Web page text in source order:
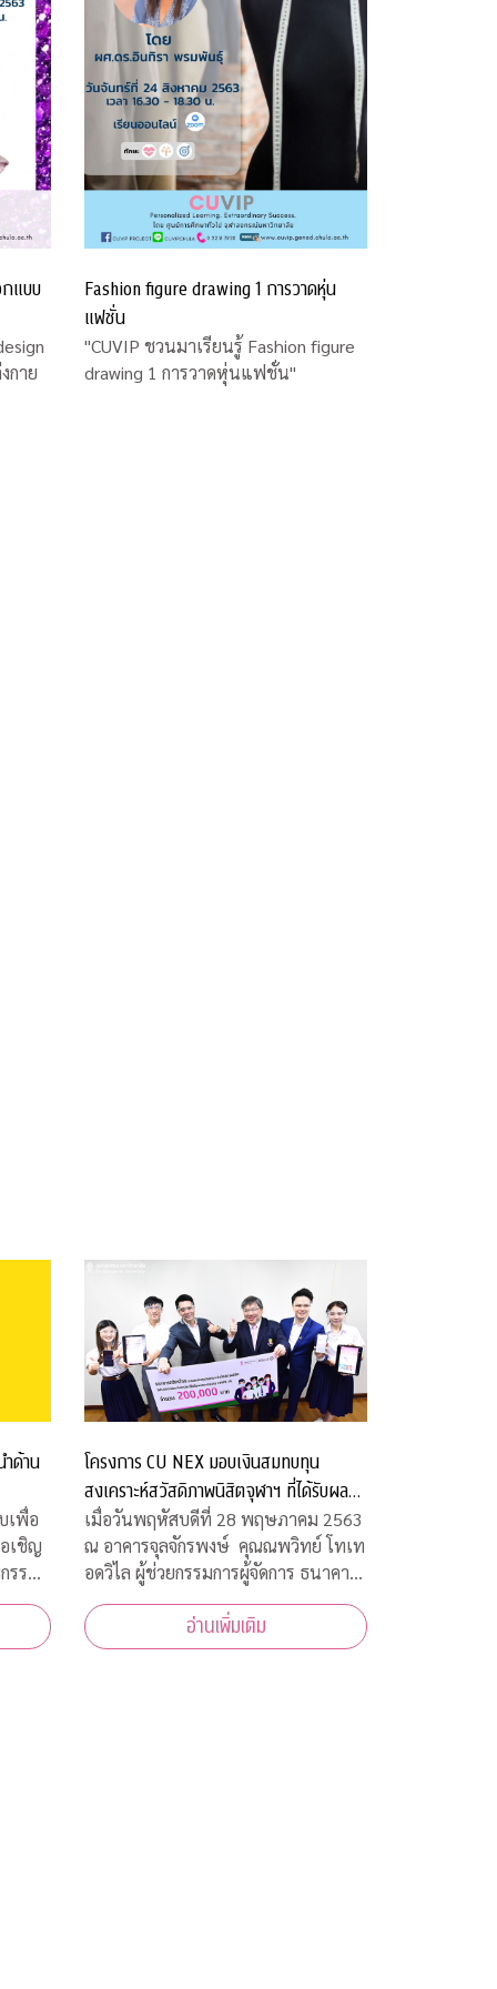
แบบ
กาย
Fashion figure drawing 1 การวาดหุ่น
แฟชั่น
"CUVIP ชวนมาเรียนรู้ Fashion figure
drawing 1 การวาดหุ่นแฟชั่น"
ำด้าน
เพื่อ
เชิญ
รรม
ร่วม
โครงการ CU NEX มอบเงินสมทบทุน
สงเคราะห์สวัสดิภาพนิสิตจุฬาฯ ที่ได้รับผลก
ระทบจากโควิด-19
เมื่อวันพฤหัสบดีที่ 28 พฤษภาคม 2563
ณ อาคารจุลจักรพงษ์ คุณณพวิทย์ โทเท
อดวิไล ผู้ช่วยกรรมการผู้จัดการ ธนาคาร
กสิกรไทย เป็นผู้แทนธนาคาร ภายใต้
โครงการ CU NEX มอบเงิน 200,000
บาท ร่วมสมทบทุนสงเคราะห์สวัสดิภาพ
อ่านเพิ่มเติม